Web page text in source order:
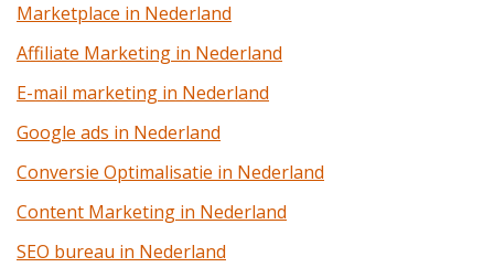
Marketplace in Nederland
Affiliate Marketing in Nederland
E-mail marketing in Nederland
Google ads in Nederland
Conversie Optimalisatie in Nederland
Content Marketing in Nederland
SEO bureau in Nederland